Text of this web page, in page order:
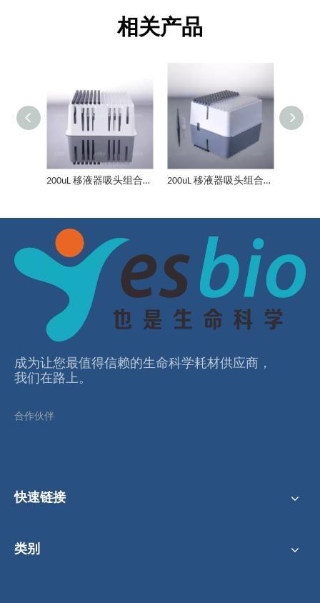
相关产品
200uL 移液器吸头组合盒导电吸头透明管 RC款 E801套装、透明+黑 200uL 移液器吸头组合盒导电吸头和透明管 RC款 E601套装、透明+黑
成为让您最值得信赖的⽣命科学耗材供应商，
我们在路上。
合作伙伴
快速链接
类别